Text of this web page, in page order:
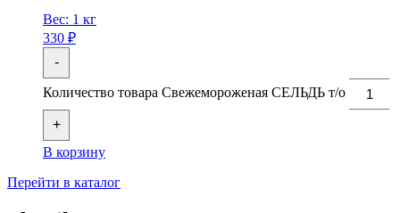
Вес: 1 кг
330 ₽
-
Количество товара Свежемороженая СЕЛЬДЬ т/о
+
В корзину
Перейти в каталог